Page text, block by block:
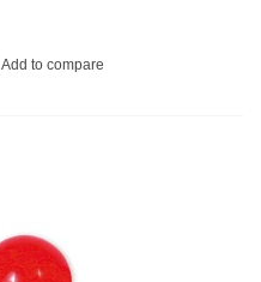
Add to compare